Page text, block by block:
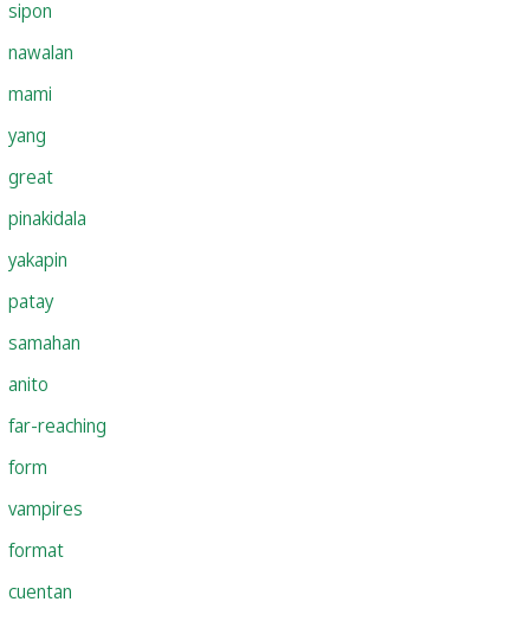
sipon
nawalan
mami
yang
great
pinakidala
yakapin
patay
samahan
anito
far-reaching
form
vampires
format
cuentan